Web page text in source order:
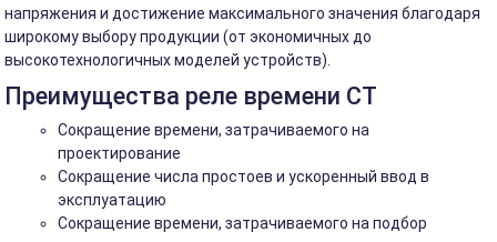
напряжения и достижение максимального значения благодаря
широкому выбору продукции (от экономичных до
высокотехнологичных моделей устройств).
Преимущества реле времени CT
Сокращение времени, затрачиваемого на
проектирование
Сокращение числа простоев и ускоренный ввод в
эксплуатацию
Сокращение времени, затрачиваемого на подбор